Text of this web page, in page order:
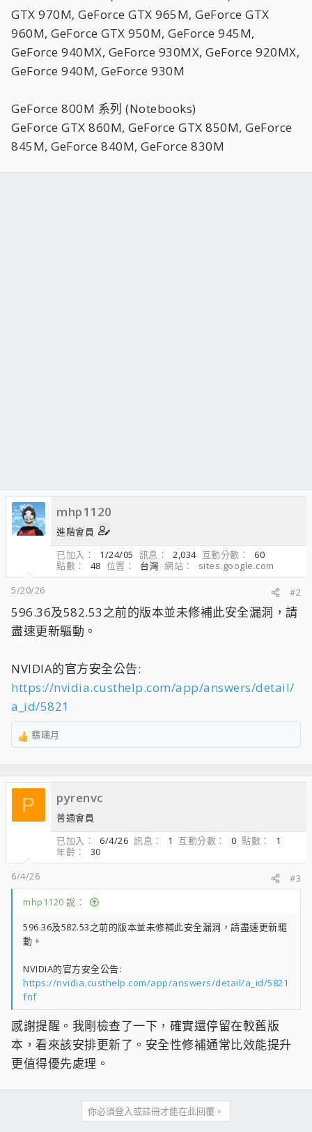
GTX 970M, GeForce GTX 965M, GeForce GTX
960M, GeForce GTX 950M, GeForce 945M,
GeForce 940MX, GeForce 930MX, GeForce 920MX,
GeForce 940M, GeForce 930M
GeForce 800M 系列 (Notebooks)
GeForce GTX 860M, GeForce GTX 850M, GeForce
845M, GeForce 840M, GeForce 830M
mhp1120
進階會員
已加入
1/24/05 訊息 2,034 互動分數
60
點數
48 位置 台灣 網站
sites.google.com
5/20/26
#2
596.36及582.53之前的版本並未修補此安全漏洞，請
盡速更新驅動。
NVIDIA的官方安全公告:
https://nvidia.custhelp.com/app/answers/detail/
a_id/5821
R
a
c
o
：
翡璃月
P pyrenvc
普通會員
已加入
6/4/26 訊息 1 互動分數 0 點數
1
年齡
30
6/4/26
#3
mhp1120 說：
596.36及582.53之前的版本並未修補此安全漏洞，請盡速更新驅
動。
NVIDIA的官方安全公告:
https://nvidia.custhelp.com/app/answers/detail/a_id/5821
fnf
感謝提醒。我剛檢查了一下，確實還停留在較舊版
本，看來該安排更新了。安全性修補通常比效能提升
更值得優先處理。
你必須登入或註冊才能在此回覆。